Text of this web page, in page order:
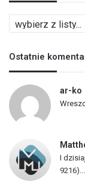
i
t
a
o
j
w
Ostatnie
ar-ko
I
9216)...